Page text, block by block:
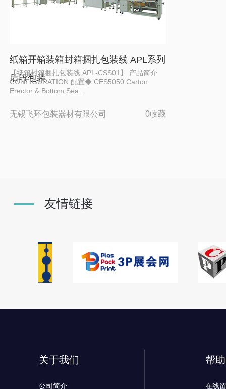
纸箱开箱装箱封箱捆扎包装线 APL系列
后段包装
【纸箱封箱捆扎包装线 APL-CSS01】 产品简介
CONFIGURATION 配置◆ CES5050 Carton
Erector & Bottom Sea…
无锡飞环包装器材有限公司 0收藏
友情链接
关于我们
公司简介
帮
在线